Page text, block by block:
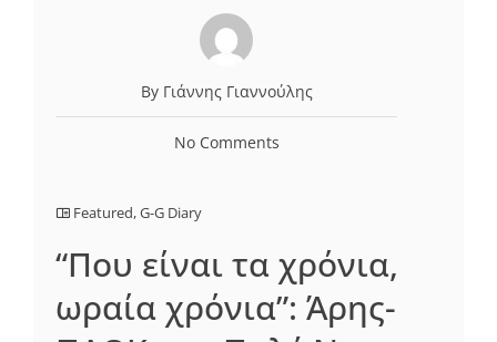
By Γιάννης Γιαννούλης
No Comments
Featured,G-G Diary
“Που είναι τα χρόνια,
ωραία χρόνια”: Άρης-